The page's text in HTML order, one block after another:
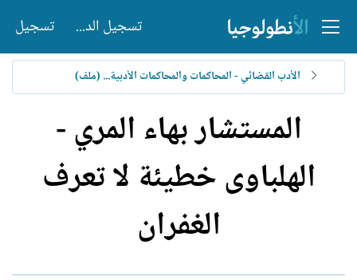
تسجيل الدخول تسجيل
الأدب القضائي - المحاكمات والمحاكمات الأدبية... (ملف)
المستشار بهاء المري -
الهلباوى خطيئة لا تعرف
الغفران